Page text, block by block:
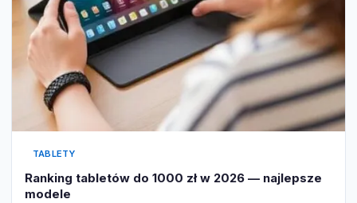
TABLETY
Ranking tabletów do 1000 zł w 2026 — najlepsze
modele